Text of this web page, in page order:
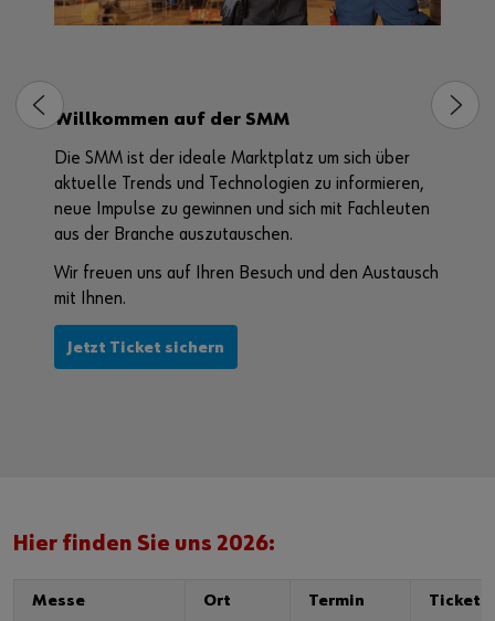
Willkommen auf der SMM
Die SMM ist der ideale Marktplatz um sich über
aktuelle Trends und Technologien zu informieren,
neue Impulse zu gewinnen und sich mit Fachleuten
aus der Branche auszutauschen.
Wir freuen uns auf Ihren Besuch und den Austausch
mit Ihnen.
Jetzt Ticket sichern
mit
Hier finden Sie uns 2026:
Messe Ort Termin Tickets